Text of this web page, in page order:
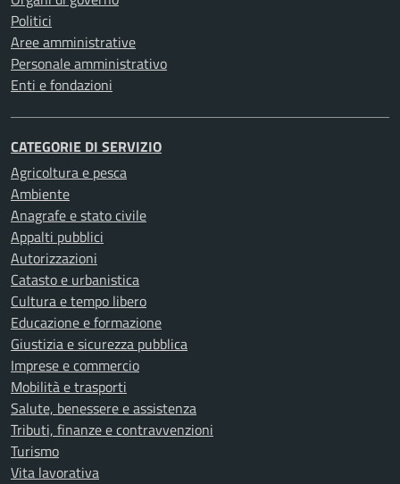
Politici
Aree amministrative
Personale amministrativo
Enti e fondazioni
CATEGORIE DI SERVIZIO
Agricoltura e pesca
Ambiente
Anagrafe e stato civile
Appalti pubblici
Autorizzazioni
Catasto e urbanistica
Cultura e tempo libero
Educazione e formazione
Giustizia e sicurezza pubblica
Imprese e commercio
Mobilità e trasporti
Salute, benessere e assistenza
Tributi, finanze e contravvenzioni
Turismo
Vita lavorativa